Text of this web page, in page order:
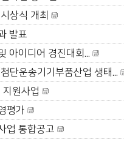
상식 개최
발표
아이디어 경진대회...
단운송기기부품산업 생태...
원사업
평가
업 통합공고